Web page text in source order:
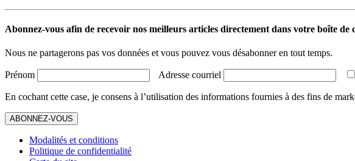
Abonnez-vous afin de recevoir nos meilleurs articles directement dans votre boîte de
Nous ne partagerons pas vos données et vous pouvez vous désabonner en tout temps.
Prénom Adresse courriel
En cochant cette case, je consens à l’utilisation des informations fournies à des fins de
ABONNEZ-VOUS
Modalités et conditions
Politique de confidentialité